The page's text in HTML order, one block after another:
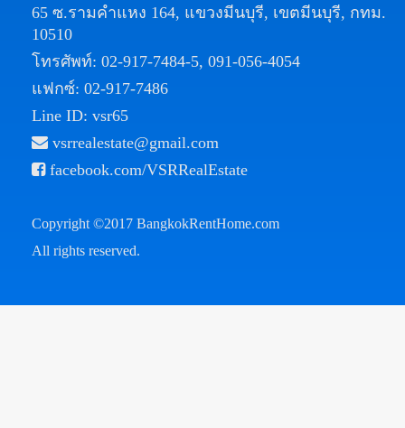
65 ซ.รามคำแหง 164, แขวงมีนบุรี, เขตมีนบุรี, กทม.
10510
โทรศัพท์: 02-917-7484-5, 091-056-4054
แฟกซ์: 02-917-7486
Line ID: vsr65
vsrrealestate@gmail.com
facebook.com/VSRRealEstate
Copyright ©2017 BangkokRentHome.com
All rights reserved.